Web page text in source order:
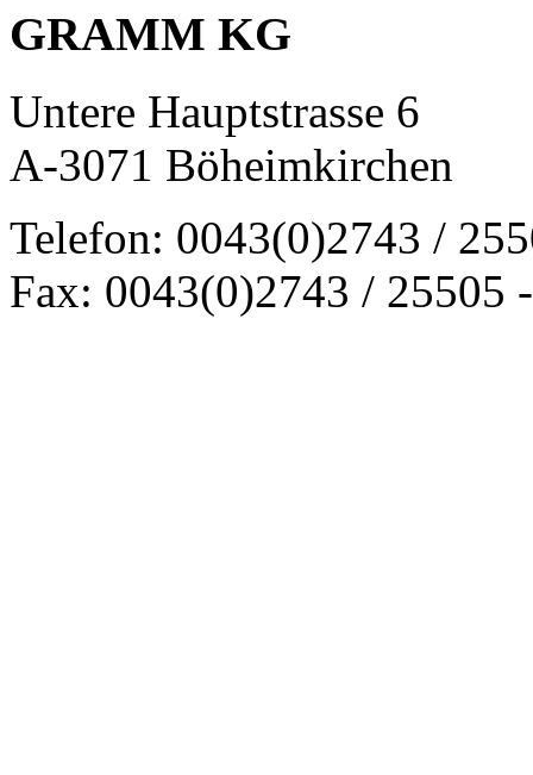
GRAMM KG
Untere Hauptstrasse 6
A-3071 Böheimkirchen
Telefon: 0043(0)2743 /
Fax: 0043(0)2743 / 25505